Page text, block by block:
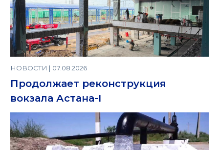
НОВОСТИ | 07.08.2026
Продолжает реконструкция
вокзала Астана-I